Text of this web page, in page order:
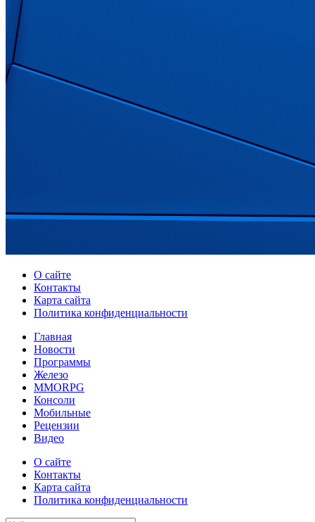
О сайте
Контакты
Карта сайта
Политика конфиденциальности
Главная
Новости
Программы
Железо
MMORPG
Консоли
Мобильные
Рецензии
Видео
О сайте
Контакты
Карта сайта
Политика конфиденциальности